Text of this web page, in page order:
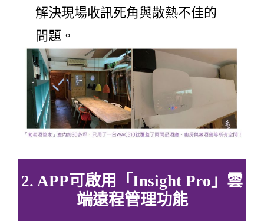
解決現場收訊死角與散熱不佳的
問題。
2. APP可啟用「Insight Pro」雲
端遠程管理功能